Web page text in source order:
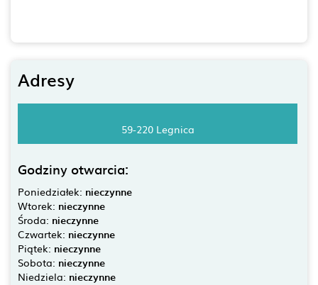
Adresy
59-220 Legnica
Godziny otwarcia:
Poniedziałek: nieczynne
Wtorek: nieczynne
Środa: nieczynne
Czwartek: nieczynne
Piątek: nieczynne
Sobota: nieczynne
Niedziela: nieczynne